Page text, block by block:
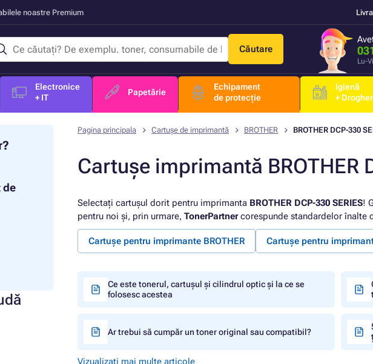
noastre Premium
Căutare
Lu-
Electronice
+ IT
Papetărie
Echipament
de protecție
Igienă
+
de
Pagina principala Cartușe de imprimantă BROTHER BROTHER DCP-330
Cartușe imprimantă BROTHER
Selectați cartușul dorit pentru imprimanta BROTHER DCP-330 SERIES!
pentru noi și, prin urmare, TonerPartnercorespunde standardelor înalte
Cartușe pentru imprimante BROTHER Cartușe pentru
Ce este tonerul, cartușul și cilindrul optic și la ce se
folosesc acestea
Ar trebui să cumpăr un toner original sau compatibil?
Vizualizați mai multe articole